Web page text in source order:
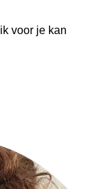
voor je kan